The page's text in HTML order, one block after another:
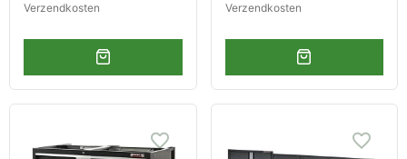
Verzendkosten
Verzendkosten